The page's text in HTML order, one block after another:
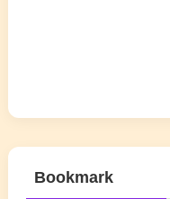
Bookmark